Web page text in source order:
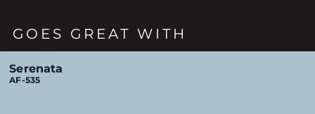
GOES GREAT WITH
Serenata
AF-535